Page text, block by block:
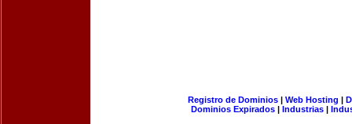
Registro de Dominios| Web Hosting |
Dominios Expirados | Industrias |